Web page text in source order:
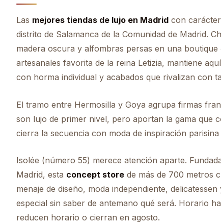
Las mejores tiendas de lujo en Madrid con
distrito de Salamanca de la Comunidad de Madrid.
madera oscura y alfombras persas en una
artesanales favorita de la reina Letizia, mantiene
con horma individual y acabados que rivalizan con
El tramo entre Hermosilla y Goya agrupa firmas
son lujo de primer nivel, pero aportan la gama que
cierra la secuencia con moda de inspiración
Isolée (número 55) merece atención aparte.
Madrid, esta concept store de más de 700 metros
menaje de diseño, moda independiente,
especial sin saber de antemano qué será. Horario
reducen horario o cierran en agosto.